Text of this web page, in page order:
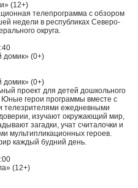
(12+)
телепрограмма с обзором
недели в республиках Северо-
округа.
домик» (0+)
домик» (0+)
проект для детей дошкольного
герои программы вместе с
телезрителями ежедневными
изучают окружающий мир,
загадки, учат считалочки и
мультипликационных героев.
каждый будний день.
(12+)